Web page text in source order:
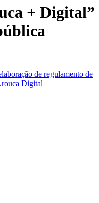
+ Digital”